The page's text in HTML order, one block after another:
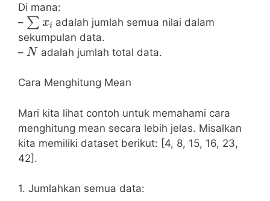
Di mana:
–
∑xi
adalah jumlah semua nilai dalam
sekumpulan data.
–
N
adalah jumlah total data.
Cara Menghitung Mean
Mari kita lihat contoh untuk memahami cara
menghitung mean secara lebih jelas. Misalkan
kita memiliki dataset berikut: [4, 8, 15, 16, 23,
42].
1. Jumlahkan semua data: